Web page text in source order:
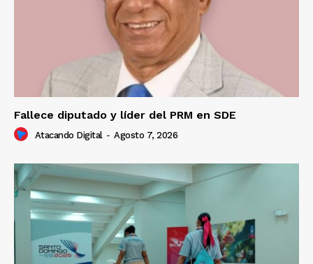
Fallece diputado y líder del PRM en SDE
Atacando Digital - Agosto 7, 2026